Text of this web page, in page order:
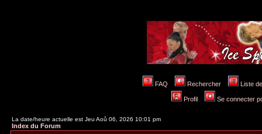
FAQ Rechercher Liste
Profil Se connecter
La date/heure actuelle est Jeu Aoû 06, 2026 10:01 pm
Index du Forum